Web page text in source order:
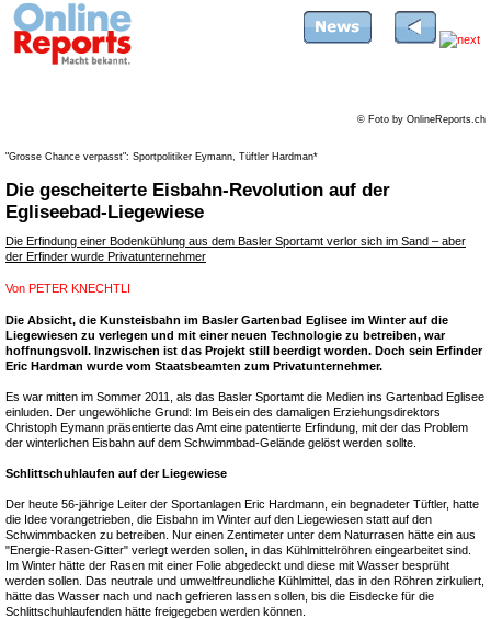
© Foto by OnlineReports.ch
"Grosse Chance verpasst": Sportpolitiker Eymann, Tüftler Hardman*
Die gescheiterte Eisbahn-Revolution auf der
Egliseebad-Liegewiese
Die Erfindung einer Bodenkühlung aus dem Basler Sportamt verlor sich im Sand – aber
der Erfinder wurde Privatunternehmer
Von PETER KNECHTLI
Die Absicht, die Kunsteisbahn im Basler Gartenbad Eglisee im Winter auf die
Liegewiesen zu verlegen und mit einer neuen Technologie zu betreiben, war
hoffnungsvoll. Inzwischen ist das Projekt still beerdigt worden. Doch sein Erfinder
Eric Hardman wurde vom Staatsbeamten zum Privatunternehmer.
Es war mitten im Sommer 2011, als das Basler Sportamt die Medien ins Gartenbad Eglisee
einluden. Der ungewöhliche Grund: Im Beisein des damaligen Erziehungsdirektors
Christoph Eymann präsentierte das Amt eine patentierte Erfindung, mit der das Problem
der winterlichen Eisbahn auf dem Schwimmbad-Gelände gelöst werden sollte.
Schlittschuhlaufen auf der Liegewiese
Der heute 56-jährige Leiter der Sportanlagen Eric Hardmann, ein begnadeter Tüftler, hatte
die Idee vorangetrieben, die Eisbahn im Winter auf den Liegewiesen statt auf den
Schwimmbacken zu betreiben. Nur einen Zentimeter unter dem Naturrasen hätte ein aus
"Energie-Rasen-Gitter" verlegt werden sollen, in das Kühlmittelröhren eingearbeitet sind.
Im Winter hätte der Rasen mit einer Folie abgedeckt und diese mit Wasser besprüht
werden sollen. Das neutrale und umweltfreundliche Kühlmittel, das in den Röhren zirkuliert,
hätte das Wasser nach und nach gefrieren lassen sollen, bis die Eisdecke für die
Schlittschuhlaufenden hätte freigegeben werden können.